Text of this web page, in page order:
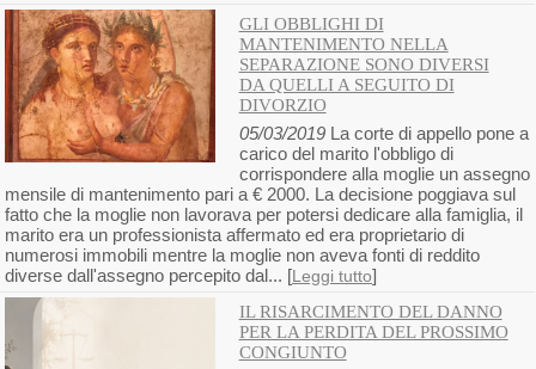
GLI OBBLIGHI DI
MANTENIMENTO NELLA
SEPARAZIONE SONO DIVERSI
DA QUELLI A SEGUITO DI
DIVORZIO
05/03/2019La corte di appello pone a
carico del marito l'obbligo di
corrispondere alla moglie un assegno
mensile di mantenimento pari a € 2000. La decisione poggiava sul
fatto che la moglie non lavorava per potersi dedicare alla famiglia, il
marito era un professionista affermato ed era proprietario di
numerosi immobili mentre la moglie non aveva fonti di reddito
diverse dall'assegno percepito dal... [Leggi tutto]
IL RISARCIMENTO DEL DANNO
PER LA PERDITA DEL PROSSIMO
CONGIUNTO